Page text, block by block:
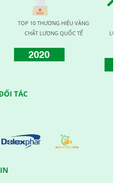
TOP 10 THƯƠNG HIỆU VÀNG
CHẤT LƯỢNG QUỐC TẾ
2020
TÁC